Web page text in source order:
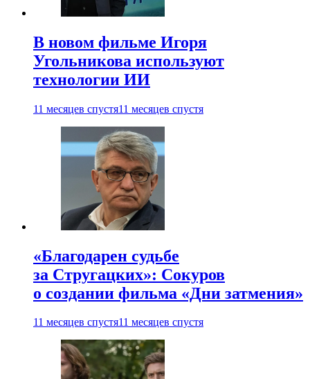
В новом фильме Игоря
Угольникова используют
технологии ИИ
11 месяцев спустя11 месяцев спустя
«Благодарен судьбе
за Стругацких»: Сокуров
о создании фильма «Дни затмения»
11 месяцев спустя11 месяцев спустя